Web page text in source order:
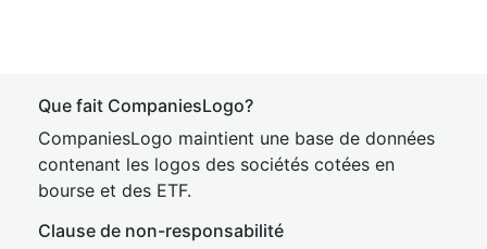
Que fait CompaniesLogo?
CompaniesLogo maintient une base de données
contenant les logos des sociétés cotées en
bourse et des ETF.
Clause de non-responsabilité